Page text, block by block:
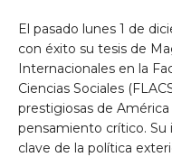
El pasado lunes 1 de
con éxito su tesis de
Internacionales en la
Ciencias Sociales
prestigiosas de
pensamiento crítico.
clave de la política